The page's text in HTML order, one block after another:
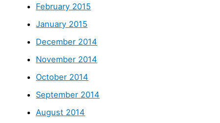
February 2015
January 2015
December 2014
November 2014
October 2014
September 2014
August 2014